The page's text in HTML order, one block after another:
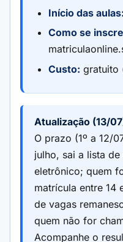
Início das aulas:
Como se
Custo: gratuito
Atualização (13/
O prazo (1º a 12/
julho, sai a lista
eletrônico; quem
matrícula entre 14
de vagas
quem não for
Acompanhe o